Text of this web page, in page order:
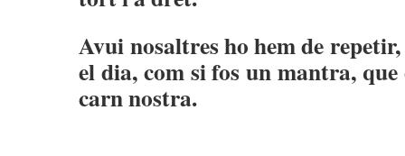
Avui nosaltres ho hem de
el dia, com si fos un mantra,
carn nostra.